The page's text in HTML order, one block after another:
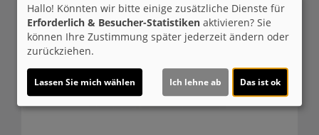
Hallo! Könnten wir bitte einige zusätzliche Dienste für
Erforderlich & Besucher-Statistiken aktivieren? Sie
können Ihre Zustimmung später jederzeit ändern oder
zurückziehen.
Lassen Sie mich wählen Ich lehne ab Das ist ok